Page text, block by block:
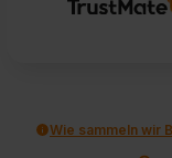
Wie sammeln wir